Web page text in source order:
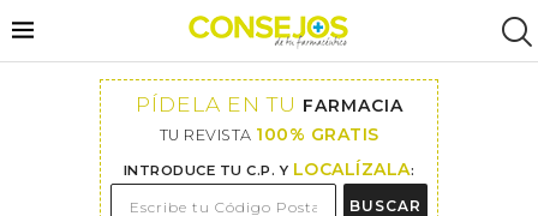
PÍDELA EN TU FARMACIA
TU REVISTA 100% GRATIS
INTRODUCE TU C.P. Y LOCALÍZALA:
BUSCAR